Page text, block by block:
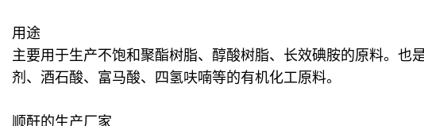
用途
主要用于生产不饱和聚酯树脂、醇酸树脂、长效碘胺的原料。
剂、酒石酸、富马酸、四氢呋喃等的有机化工原料。
顺酐的生产厂家